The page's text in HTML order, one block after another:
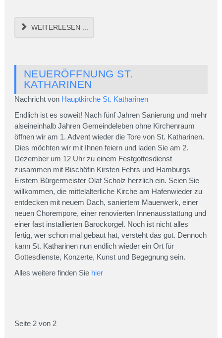
WEITERLESEN ...
NEUERÖFFNUNG ST.
KATHARINEN
Nachricht von Hauptkirche St. Katharinen
Endlich ist es soweit! Nach fünf Jahren Sanierung und mehr
alseineinhalb Jahren Gemeindeleben ohne Kirchenraum
öffnen wir am 1. Advent wieder die Tore von St. Katharinen.
Dies möchten wir mit Ihnen feiern und laden Sie am 2.
Dezember um 12 Uhr zu einem Festgottesdienst
zusammen mit Bischöfin Kirsten Fehrs und Hamburgs
Erstem Bürgermeister Olaf Scholz herzlich ein. Seien Sie
willkommen, die mittelalterliche Kirche am Hafenwieder zu
entdecken mit neuem Dach, saniertem Mauerwerk, einer
neuen Chorempore, einer renovierten Innenausstattung und
einer fast installierten Barockorgel. Noch ist nicht alles
fertig, wer schon mal gebaut hat, versteht das gut. Dennoch
kann St. Katharinen nun endlich wieder ein Ort für
Gottesdienste, Konzerte, Kunst und Begegnung sein.
Alles weitere finden Sie hier
Seite 2 von 2